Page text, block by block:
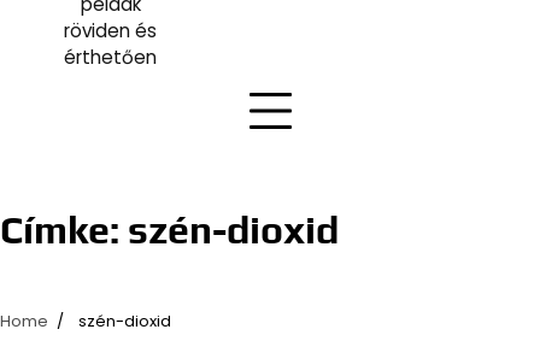
röviden és
érthetően
Címke: szén-dioxid
Home szén-dioxid